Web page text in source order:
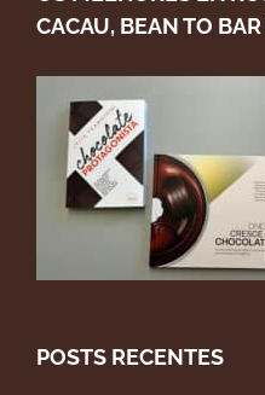
CACAU, BEAN TO
POSTS RECENTES